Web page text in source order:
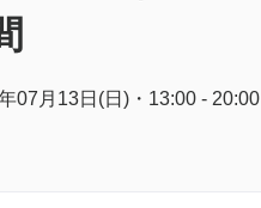
07月13日(日) ・ 13:00 - 20:00